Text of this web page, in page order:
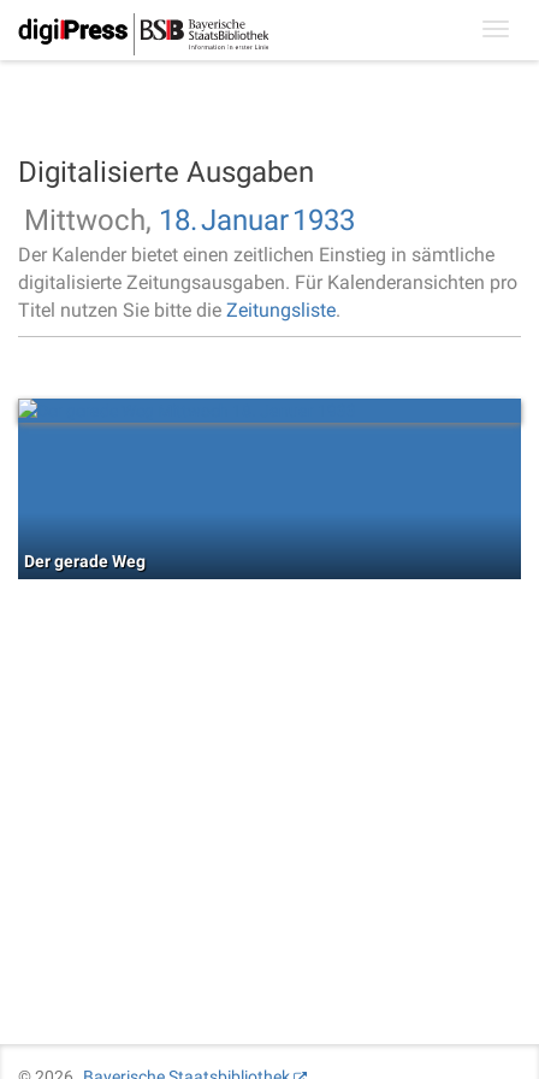
Digitalisierte Ausgaben
Mittwoch, 18.Januar1933
Der Kalender bietet einen zeitlichen Einstieg in sämtliche
digitalisierte Zeitungsausgaben. Für Kalenderansichten pro
Titel nutzen Sie bitte die Zeitungsliste.
Der gerade Weg